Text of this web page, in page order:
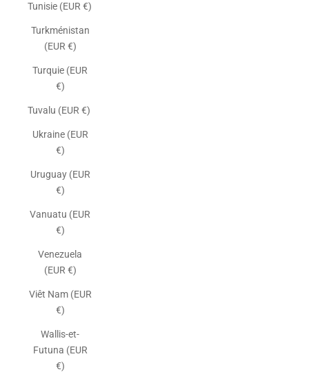
Tunisie (EUR €)
Turkménistan
(EUR €)
Turquie (EUR
€)
Tuvalu (EUR €)
Ukraine (EUR
€)
Uruguay (EUR
€)
Vanuatu (EUR
€)
Venezuela
(EUR €)
Viêt Nam (EUR
€)
Wallis-et-
Futuna (EUR
€)